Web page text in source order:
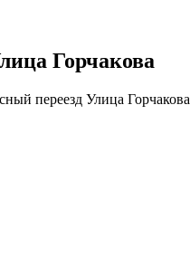
Горчакова
переезд Улица Горчакова